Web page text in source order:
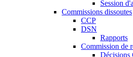
Session
Commissions dissoutes
CCP
DSN
Rapports
Commission de
Décisions